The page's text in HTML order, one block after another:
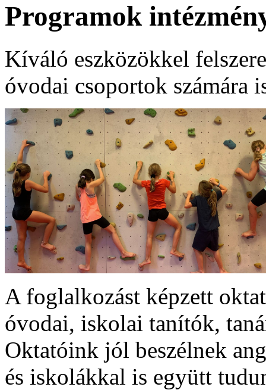
Programok
Kíváló eszközökkel
óvodai csoportok számára
A foglalkozást képzett
óvodai, iskolai tanítók,
Oktatóink jól beszélnek
és iskolákkal is együtt